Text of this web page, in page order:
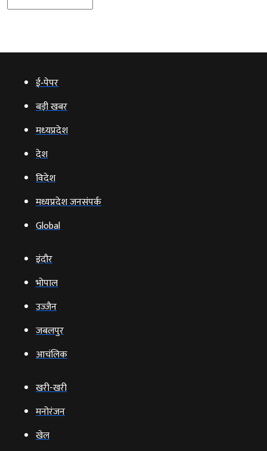
ई‑पेपर
बड़ी खबर
मध्‍यप्रदेश
देश
विदेश
मध्यप्रदेश जनसंपर्क
Global
इंदौर
भोपाल
उज्‍जैन
जबलपुर
आचंलिक
खरी-खरी
मनोरंजन
खेल